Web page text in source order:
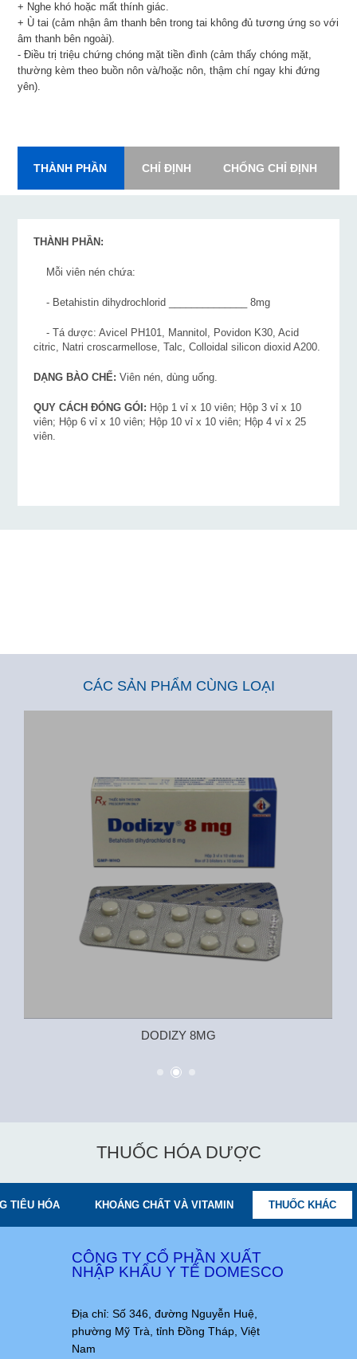
+ Nghe khó hoặc mất thính giác.
+ Ù tai (cảm nhận âm thanh bên trong tai không đủ tương ứng so với
âm thanh bên ngoài).
- Điều trị triệu chứng chóng mặt tiền đình (cảm thấy chóng mặt,
thường kèm theo buồn nôn và/hoặc nôn, thậm chí ngay khi đứng
yên).
THÀNH PHẦN CHỈ ĐỊNH CHỐNG CHỈ ĐỊNH
THÀNH PHẦN:
Mỗi viên nén chứa:
- Betahistin dihydrochlorid ______________ 8mg
- Tá dược: Avicel PH101, Mannitol, Povidon K30, Acid
citric, Natri croscarmellose, Talc, Colloidal silicon dioxid A200.
DẠNG BÀO CHẾ:Viên nén, dùng uống.
QUY CÁCH ĐÓNG GÓI: Hộp 1 vỉ x 10 viên; Hộp 3 vỉ x 10
viên; Hộp 6 vỉ x 10 viên; Hộp 10 vỉ x 10 viên; Hộp 4 vỉ x 25
viên.
CÁC SẢN PHẨM CÙNG LOẠI
DODIZY 8MG
THUỐC HÓA DƯỢC
TIÊU HÓA KHOÁNG CHẤT VÀ VITAMIN THUỐC KHÁC
CÔNG TY CỔ PHẦN XUẤT
NHẬP KHẨU Y TẾ DOMESCO
Địa chỉ: Số 346, đường Nguyễn Huệ,
phường Mỹ Trà, tỉnh Đồng Tháp, Việt
Nam